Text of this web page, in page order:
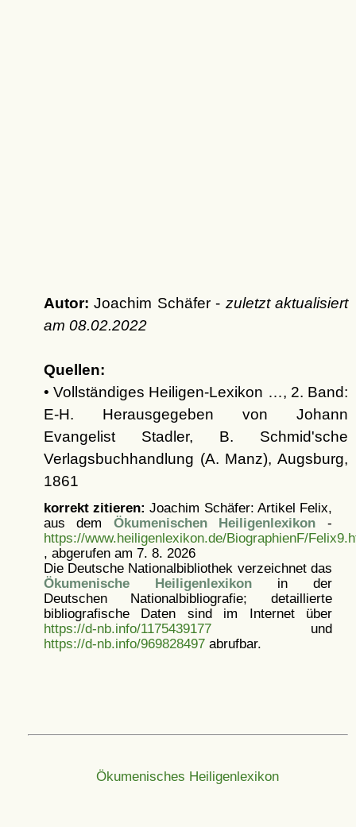
Autor: Joachim Schäfer - zuletzt aktualisiert
am 08.02.2022
Quellen:
• Vollständiges Heiligen-Lexikon …, 2. Band:
E-H. Herausgegeben von Johann
Evangelist Stadler, B. Schmid'sche
Verlagsbuchhandlung (A. Manz), Augsburg,
1861
korrekt zitieren: Joachim Schäfer: Artikel Felix,
aus dem Ökumenischen Heiligenlexikon -
https://www.heiligenlexikon.de/BiographienF/
, abgerufen am 7. 8. 2026
Die Deutsche Nationalbibliothek verzeichnet das
Ökumenische Heiligenlexikonin der
Deutschen Nationalbibliografie; detaillierte
bibliografische Daten sind im Internet über
https://d-nb.info/1175439177und
https://d-nb.info/969828497abrufbar.
Ökumenisches Heiligenlexikon